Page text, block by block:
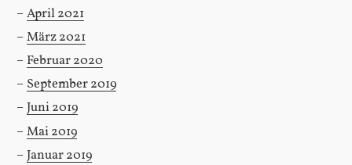
April 2021
März 2021
Februar 2020
September 2019
Juni 2019
Mai 2019
Januar 2019